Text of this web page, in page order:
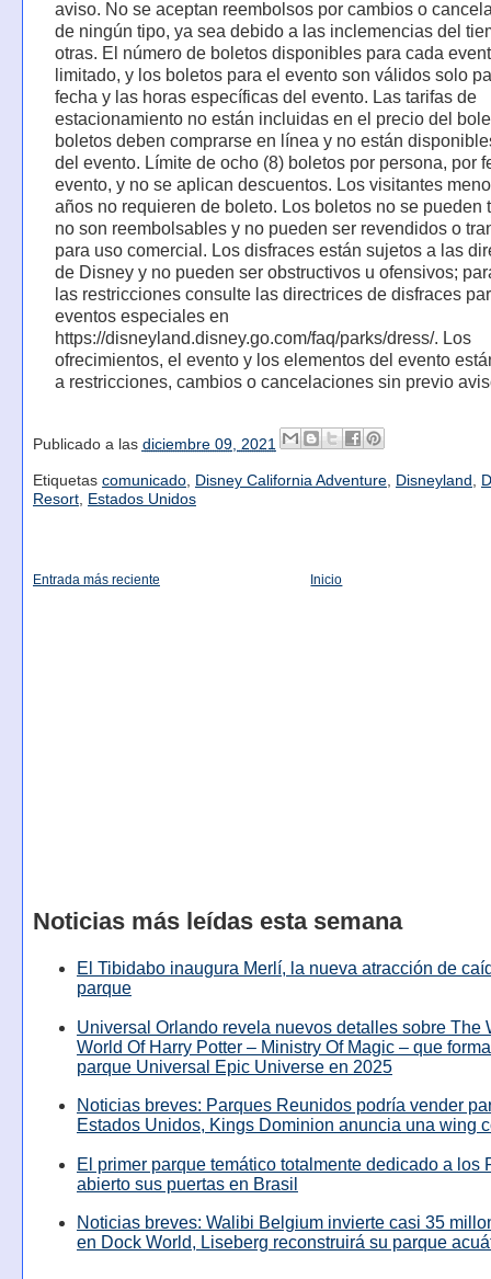
aviso. No se aceptan reembolsos por cambios o
de ningún tipo, ya sea debido a las inclemencias del
otras. El número de boletos disponibles para cada
limitado, y los boletos para el evento son válidos solo
fecha y las horas específicas del evento. Las tarifas de
estacionamiento no están incluidas en el precio del
boletos deben comprarse en línea y no están
del evento. Límite de ocho (8) boletos por persona, por
evento, y no se aplican descuentos. Los visitantes
años no requieren de boleto. Los boletos no se pueden
no son reembolsables y no pueden ser revendidos o
para uso comercial. Los disfraces están sujetos a las
de Disney y no pueden ser obstructivos u ofensivos;
las restricciones consulte las directrices de disfraces
eventos especiales en
https://disneyland.disney.go.com/faq/parks/dress/. Los
ofrecimientos, el evento y los elementos del evento
a restricciones, cambios o cancelaciones sin previo
Publicado a las diciembre 09, 2021
Etiquetas comunicado, Disney California Adventure, Disneyland
Resort, Estados Unidos
Entrada más reciente Inicio
Noticias más leídas esta semana
El Tibidabo inaugura Merlí, la nueva atracción de
parque
Universal Orlando revela nuevos detalles sobre The
World Of Harry Potter – Ministry Of Magic – que
parque Universal Epic Universe en 2025
Noticias breves: Parques Reunidos podría vender
Estados Unidos, Kings Dominion anuncia una wing
El primer parque temático totalmente dedicado a los
abierto sus puertas en Brasil
Noticias breves: Walibi Belgium invierte casi 35
en Dock World, Liseberg reconstruirá su parque